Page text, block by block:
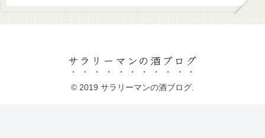
サラリーマンの酒ブログ
© 2019 サラリーマンの酒ブログ.